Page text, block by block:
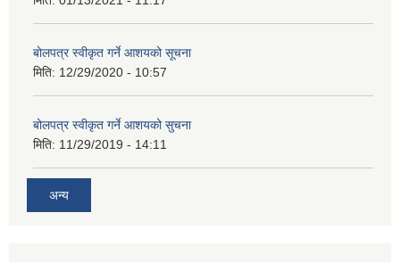
बोलपत्र स्वीकृत गर्ने आशयको सूचना
मिति: 12/29/2020 - 10:57
बोलपत्र स्वीकृत गर्ने आशयको सुचना
मिति: 11/29/2019 - 14:11
अन्य